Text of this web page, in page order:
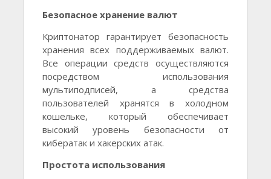
Безопасное хранение валют
Криптонатор гарантирует безопасность
хранения всех поддерживаемых валют.
Все операции средств осуществляются
посредством использования
мультиподписей, а средства
пользователей хранятся в холодном
кошельке, который обеспечивает
высокий уровень безопасности от
кибератак и хакерских атак.
Простота использования